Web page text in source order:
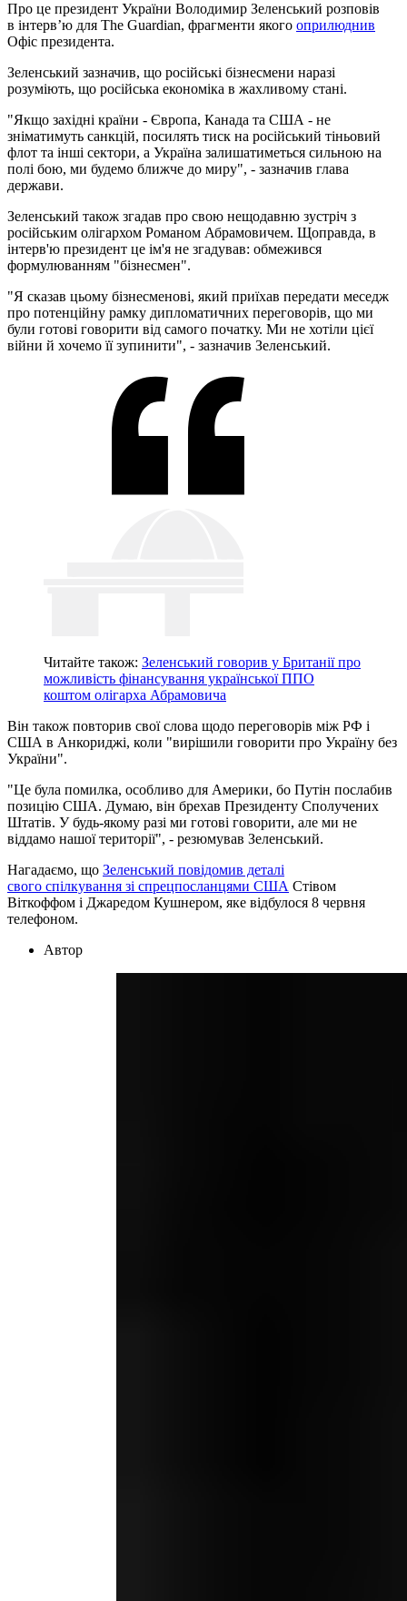
Про це президент України Володимир Зеленський розповів
в інтерв’ю для The Guardian, фрагменти якого оприлюднив
Офіс президента.
Зеленський зазначив, що російські бізнесмени наразі
розуміють, що російська економіка в жахливому стані.
"Якщо західні країни - Європа, Канада та США - не
зніматимуть санкцій, посилять тиск на російський тіньовий
флот та інші сектори, а Україна залишатиметься сильною на
полі бою, ми будемо ближче до миру", - зазначив глава
держави.
Зеленський також згадав про свою нещодавню зустріч з
російським олігархом Романом Абрамовичем. Щоправда, в
інтерв'ю президент це ім'я не згадував: обмежився
формулюванням "бізнесмен".
"Я сказав цьому бізнесменові, який приїхав передати меседж
про потенційну рамку дипломатичних переговорів, що ми
були готові говорити від самого початку. Ми не хотіли цієї
війни й хочемо її зупинити", - зазначив Зеленський.
Читайте також: Зеленський говорив у Британії про
можливість фінансування української ППО
коштом олігарха Абрамовича
Він також повторив свої слова щодо переговорів між РФ і
США в Анкориджі, коли "вирішили говорити про Україну без
України".
"Це була помилка, особливо для Америки, бо Путін послабив
позицію США. Думаю, він брехав Президенту Сполучених
Штатів. У будь-якому разі ми готові говорити, але ми не
віддамо нашої території", - резюмував Зеленський.
Нагадаємо, що Зеленський повідомив деталі
свого спілкування зі спрецпосланцями США Стівом
Віткоффом і Джаредом Кушнером, яке відбулося 8 червня
телефоном.
Автор